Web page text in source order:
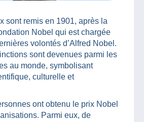
sont remis en 1901, après la
Nobel qui est chargée
volontés d’Alfred Nobel.
sont devenues parmi les
au monde, symbolisant
culturelle et
ont obtenu le prix Nobel
Parmi eux, de